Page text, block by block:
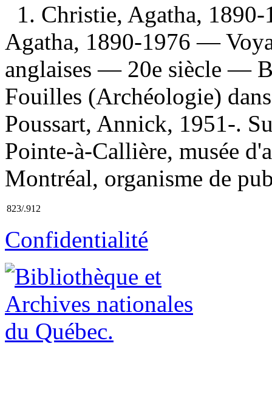
1. Christie, Agatha,
Agatha, 1890-1976 —
anglaises — 20e siècle —
Fouilles (Archéologie)
Poussart, Annick, 1951-.
Pointe-à-Callière, musée
Montréal, organisme de
823/.912
Confidentialité